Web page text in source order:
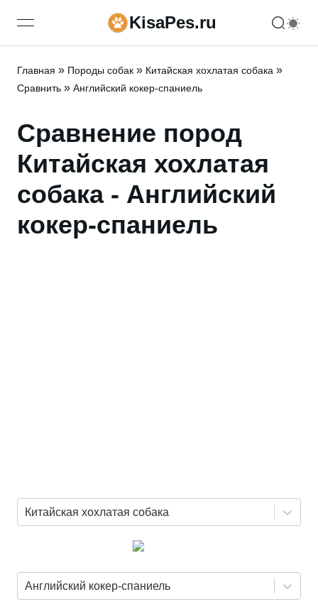
open navigation menuKisaPes.ru
Главная » Породы собак » Китайская хохлатая собака »
Сравнить » Английский кокер-спаниель
Сравнение пород
Китайская хохлатая
собака - Английский
кокер-спаниель
Китайская хохлатая собака
Английский кокер-спаниель